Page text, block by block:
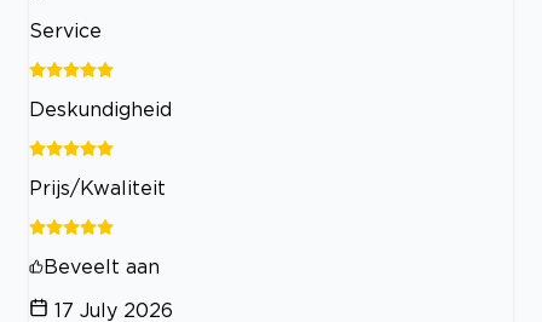
Service
Deskundigheid
Prijs/Kwaliteit
Beveelt aan
17 July 2026